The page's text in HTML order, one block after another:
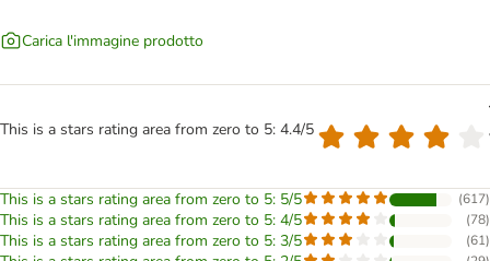
Carica l'immagine prodotto
This is a stars rating area from zero to 5: 4.4/5
This is a stars rating area from zero to 5: 5/5 (617)
This is a stars rating area from zero to 5: 4/5 (78)
This is a stars rating area from zero to 5: 3/5 (61)